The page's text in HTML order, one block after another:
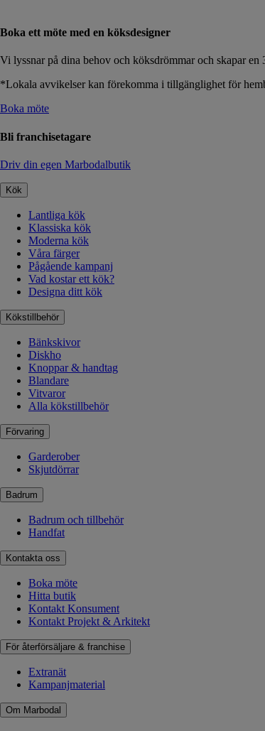
Boka ett möte med en köksdesigner
Vi lyssnar på dina behov och köksdrömmar och skapar
*Lokala avvikelser kan förekomma i tillgänglighet för
Boka möte
Bli franchisetagare
Driv din egen Marbodalbutik
Kök
Lantliga kök
Klassiska kök
Moderna kök
Våra färger
Pågående kampanj
Vad kostar ett kök?
Designa ditt kök
Kökstillbehör
Bänkskivor
Diskho
Knoppar & handtag
Blandare
Vitvaror
Alla kökstillbehör
Förvaring
Garderober
Skjutdörrar
Badrum
Badrum och tillbehör
Handfat
Kontakta oss
Boka möte
Hitta butik
Kontakt Konsument
Kontakt Projekt & Arkitekt
För återförsäljare & franchise
Extranät
Kampanjmaterial
Om Marbodal